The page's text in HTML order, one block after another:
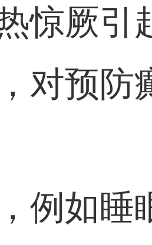
惊厥引
对预防
例如睡